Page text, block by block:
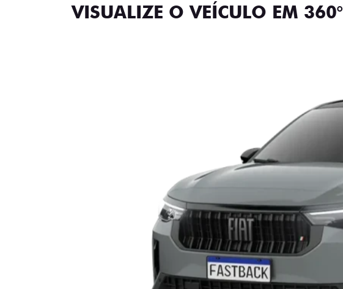
VISUALIZE O VEÍCULO EM 360°